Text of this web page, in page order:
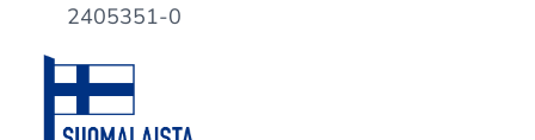
2405351-0